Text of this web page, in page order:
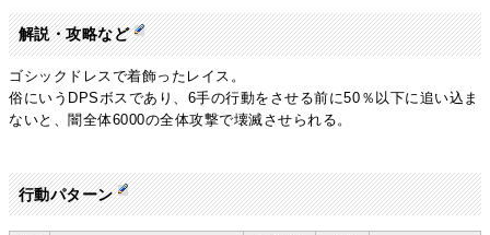
解説・攻略など
ゴシックドレスで着飾ったレイス。
俗にいうDPSボスであり、6手の行動をさせる前に50％以下に追い込ま
ないと、闇全体6000の全体攻撃で壊滅させられる。
行動パターン